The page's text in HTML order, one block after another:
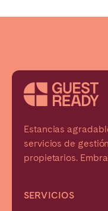
Estancias
servicios de
propietarios.
SERVICIOS